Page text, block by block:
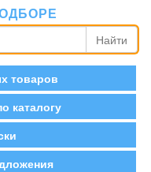
Найти
товаров
каталогу